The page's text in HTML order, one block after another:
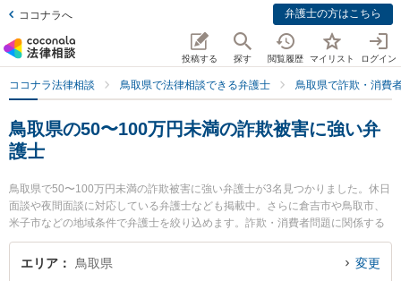
ココナラへ 弁護士の方はこちら
投稿する 探す 閲覧履歴 マイリスト ログイン
ココナラ法律相談 鳥取県で法律相談できる弁護士 鳥取県で詐欺・消費
鳥取県の50〜100万円未満の詐欺被害に強い弁
護士
鳥取県で50〜100万円未満の詐欺被害に強い弁護士が3名見つかりました。休日
面談や夜間面談に対応している弁護士なども掲載中。さらに倉吉市や鳥取市、
米子市などの地域条件で弁護士を絞り込めます。詐欺・消費者問題に関係する
投資詐欺や副業詐欺、FX詐欺等の細かな分野での絞り込み検索もでき便利で
す。特に倉吉ひかり法律事務所の辻本 周平弁護士や住法律事務所の住 真介弁護
エリア 鳥取県 変更